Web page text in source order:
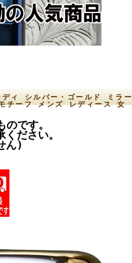
ィ シルバー・ゴールド ミラー
チーフ メンズ レディース 女
です。
ださい。
ん)